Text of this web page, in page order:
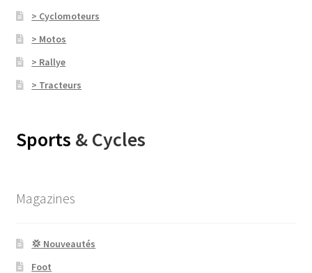
> Cyclomoteurs
> Motos
> Rallye
> Tracteurs
Sports & Cycles
Magazines
💢 Nouveautés
Foot